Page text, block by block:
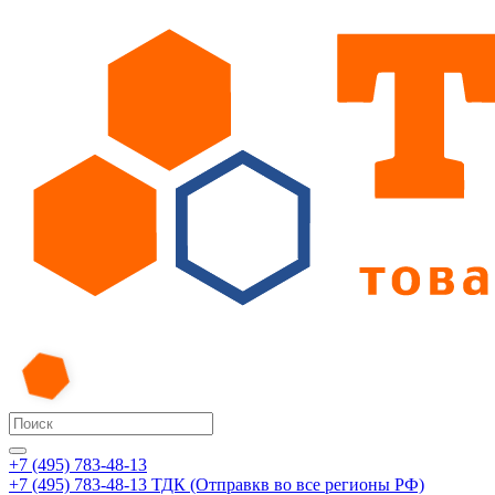
+7 (495) 783-48-13
+7 (495) 783-48-13 ТДК (Отправкв во все регионы РФ)